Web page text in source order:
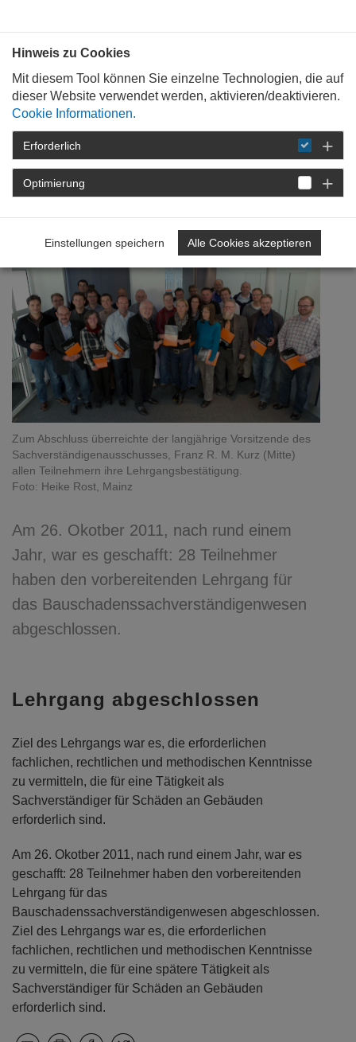
STARTSEITE DETAIL
Mit Sachverstand
Zum Abschluss überreichte der langjährige Vorsitzende des
Sachverständigenausschusses, Franz R. M. Kurz (Mitte)
allen Teilnehmern ihre Lehrgangsbestätigung.
Foto: Heike Rost, Mainz
Am 26. Okotber 2011, nach rund einem
Jahr, war es geschafft: 28 Teilnehmer
haben den vorbereitenden Lehrgang für
das Bauschadenssachverständigenwesen
abgeschlossen.
Lehrgang abgeschlossen
Ziel des Lehrgangs war es, die erforderlichen
fachlichen, rechtlichen und methodischen Kenntnisse
zu vermitteln, die für eine Tätigkeit als
Sachverständiger für Schäden an Gebäuden
erforderlich sind.
Am 26. Okotber 2011, nach rund einem Jahr, war es
geschafft: 28 Teilnehmer haben den vorbereitenden
Lehrgang für das
Bauschadenssachverständigenwesen abgeschlossen.
Ziel des Lehrgangs war es, die erforderlichen
fachlichen, rechtlichen und methodischen Kenntnisse
zu vermitteln, die für eine spätere Tätigkeit als
Sachverständiger für Schäden an Gebäuden
erforderlich sind.
Hinweis zu Cookies
Mit diesem Tool können Sie einzelne Technologien, die auf
dieser Website verwendet werden, aktivieren/deaktivieren.
Cookie Informationen.
Erforderlich
Optimierung
Einstellungen speichern Alle Cookies akzeptieren